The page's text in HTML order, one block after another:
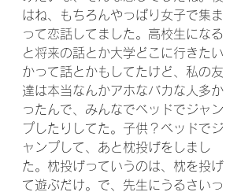
はね、もちろんやっぱり女子で集ま
って恋話してました。高校生になる
と将来の話とか大学どこに行きたい
かって話とかもしてたけど、私の友
達は本当なんかアホなバカな人多か
ったんで、みんなでベッドでジャン
プしたりしてた。子供？ベッドでジ
ャンプして、あと枕投げをしまし
た。枕投げっていうのは、枕を投げ
て遊ぶだけ。で、先生にうるさいっ